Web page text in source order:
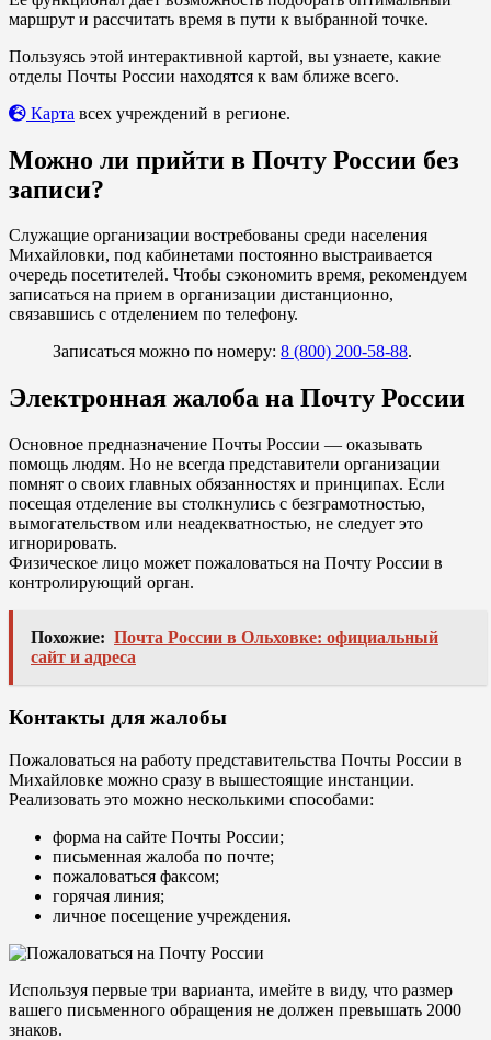
маршрут и рассчитать время в пути к выбранной точке.
Пользуясь этой интерактивной картой, вы узнаете, какие
отделы Почты России находятся к вам ближе всего.
Карта всех учреждений в регионе.
Можно ли прийти в Почту России без
записи?
Служащие организации востребованы среди населения
Михайловки, под кабинетами постоянно выстраивается
очередь посетителей. Чтобы сэкономить время, рекомендуем
записаться на прием в организации дистанционно,
связавшись с отделением по телефону.
Записаться можно по номеру: 8 (800) 200-58-88.
Электронная жалоба на Почту России
Основное предназначение Почты России — оказывать
помощь людям. Но не всегда представители организации
помнят о своих главных обязанностях и принципах. Если
посещая отделение вы столкнулись с безграмотностью,
вымогательством или неадекватностью, не следует это
игнорировать.
Физическое лицо может пожаловаться на Почту России в
контролирующий орган.
Похожие: Почта России в Ольховке: официальный
сайт и адреса
Контакты для жалобы
Пожаловаться на работу представительства Почты России в
Михайловке можно сразу в вышестоящие инстанции.
Реализовать это можно несколькими способами:
форма на сайте Почты России;
письменная жалоба по почте;
пожаловаться факсом;
горячая линия;
личное посещение учреждения.
Используя первые три варианта, имейте в виду, что размер
вашего письменного обращения не должен превышать 2000
знаков.